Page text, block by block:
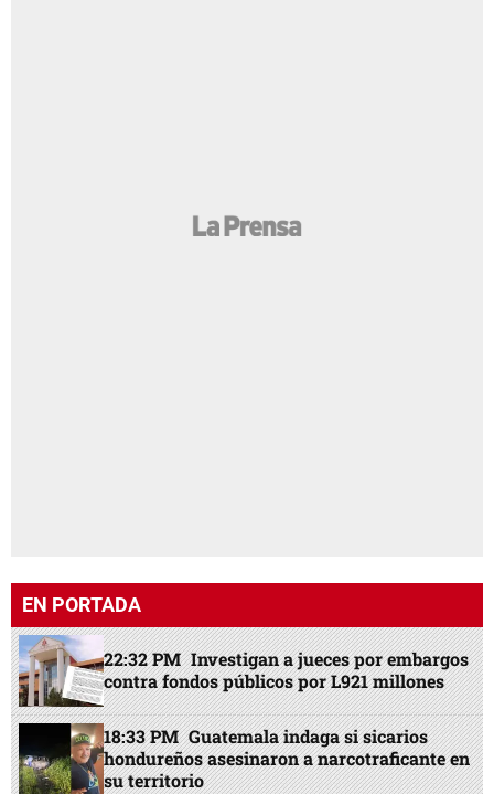
EN PORTADA
22:32 PM Investigan a jueces por embargos
contra fondos públicos por L921 millones
18:33 PM Guatemala indaga si sicarios
hondureños asesinaron a narcotraficante en
su territorio